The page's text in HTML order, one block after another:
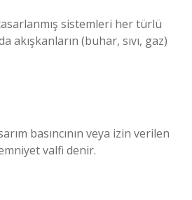
sistemleri her türlü
akışkanların (buhar, sıvı, gaz)
basıncının veya izin verilen
valfi denir.